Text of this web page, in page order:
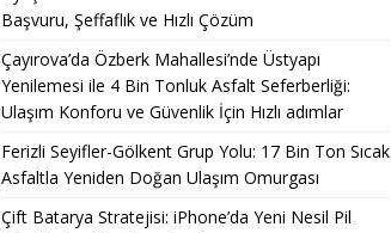
Başvuru, Şeffaflık ve Hızlı Çözüm
Çayırova’da Özberk Mahallesi’nde Üstyapı
Yenilemesi ile 4 Bin Tonluk Asfalt Seferberliği:
Ulaşım Konforu ve Güvenlik İçin Hızlı adımlar
Ferizli Seyifler-Gölkent Grup Yolu: 17 Bin Ton Sıcak
Asfaltla Yeniden Doğan Ulaşım Omurgası
Çift Batarya Stratejisi: iPhone’da Yeni Nesil Pil